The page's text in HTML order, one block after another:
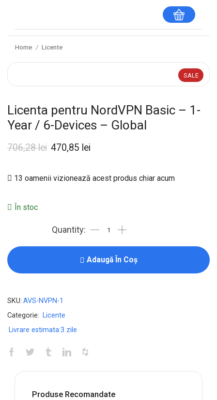
Home / Licente
SALE
Licenta pentru NordVPN Basic – 1-
Year / 6-Devices – Global
706,28lei 470,85 lei
13 oamenii vizionează acest produs chiar acum
În stoc
Licenta
NordVPN
quantity
Adaugă În Coș
SKU: AVS-NVPN-1
Categorie: Licente
Livrare estimata:3 zile
Produse Recomandate